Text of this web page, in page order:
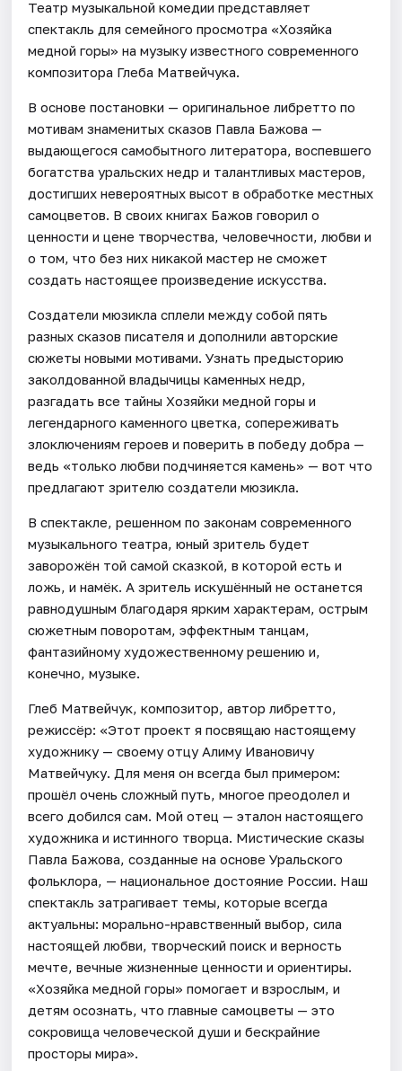
Театр музыкальной комедии представляет
спектакль для семейного просмотра «Хозяйка
медной горы» на музыку известного современного
композитора Глеба Матвейчука.
В основе постановки — оригинальное либретто по
мотивам знаменитых сказов Павла Бажова —
выдающегося самобытного литератора, воспевшего
богатства уральских недр и талантливых мастеров,
достигших невероятных высот в обработке местных
самоцветов. В своих книгах Бажов говорил о
ценности и цене творчества, человечности, любви и
о том, что без них никакой мастер не сможет
создать настоящее произведение искусства.
Создатели мюзикла сплели между собой пять
разных сказов писателя и дополнили авторские
сюжеты новыми мотивами. Узнать предысторию
заколдованной владычицы каменных недр,
разгадать все тайны Хозяйки медной горы и
легендарного каменного цветка, сопереживать
злоключениям героев и поверить в победу добра —
ведь «только любви подчиняется камень» — вот что
предлагают зрителю создатели мюзикла.
В спектакле, решенном по законам современного
музыкального театра, юный зритель будет
заворожён той самой сказкой, в которой есть и
ложь, и намёк. А зритель искушённый не останется
равнодушным благодаря ярким характерам, острым
сюжетным поворотам, эффектным танцам,
фантазийному художественному решению и,
конечно, музыке.
Глеб Матвейчук, композитор, автор либретто,
режиссёр: «Этот проект я посвящаю настоящему
художнику — своему отцу Алиму Ивановичу
Матвейчуку. Для меня он всегда был примером:
прошёл очень сложный путь, многое преодолел и
всего добился сам. Мой отец — эталон настоящего
художника и истинного творца. Мистические сказы
Павла Бажова, созданные на основе Уральского
фольклора, — национальное достояние России. Наш
спектакль затрагивает темы, которые всегда
актуальны: морально-нравственный выбор, сила
настоящей любви, творческий поиск и верность
мечте, вечные жизненные ценности и ориентиры.
«Хозяйка медной горы» помогает и взрослым, и
детям осознать, что главные самоцветы — это
сокровища человеческой души и бескрайние
просторы мира».